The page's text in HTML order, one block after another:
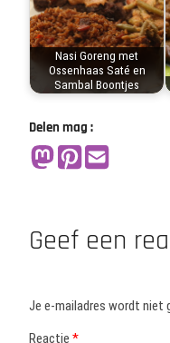
Nasi Goreng met
Ossenhaas Saté en
Sambal Boontjes
Delen mag :
Geef een
Je e-mailadres wordt niet
Reactie *